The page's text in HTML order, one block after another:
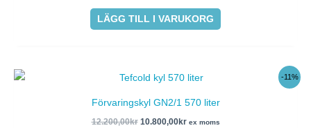
LÄGG TILL I VARUKORG
-11%
Förvaringskyl GN2/1 570 liter
12.200,00kr
Det
ursprungliga
var:
12.200,00kr.
10.800,00kr
Det
är:
10.800,00kr.
ex moms